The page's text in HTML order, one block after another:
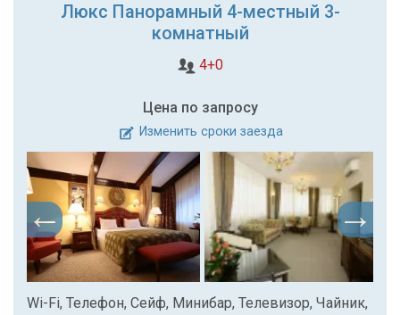
Люкс Панорамный 4-местный 3-
комнатный
4+0
Цена по запросу
Изменить сроки заезда
Wi-Fi, Телефон, Сейф, Минибар, Телевизор, Чайник,